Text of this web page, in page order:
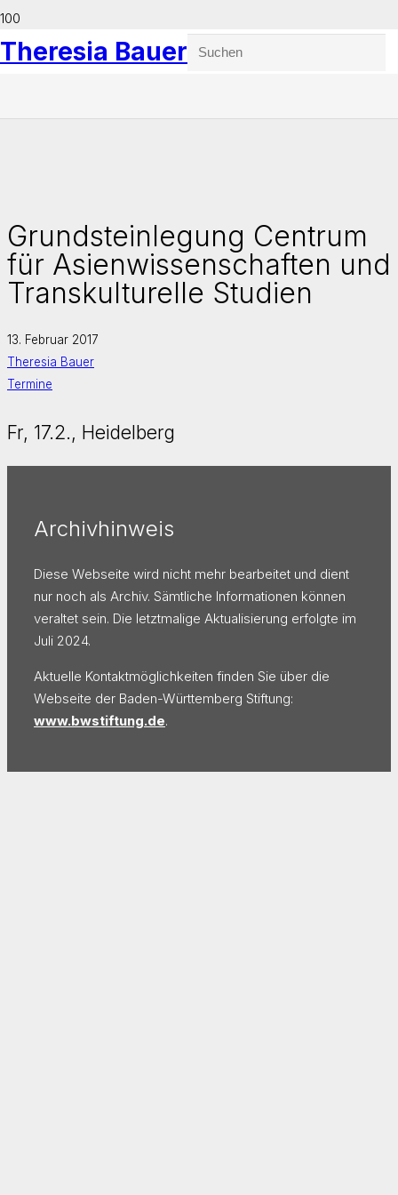
Theresia Bauer
Grundsteinlegung Centrum
für Asienwissenschaften und
Transkulturelle Studien
13. Februar 2017
Theresia Bauer
Termine
Fr, 17.2., Heidelberg
Archivhinweis
Diese Webseite wird nicht mehr bearbeitet und dient
nur noch als Archiv. Sämtliche Informationen können
veraltet sein. Die letztmalige Aktualisierung erfolgte im
Juli 2024.
Aktuelle Kontaktmöglichkeiten finden Sie über die
Webseite der Baden-Württemberg Stiftung:
www.bwstiftung.de.